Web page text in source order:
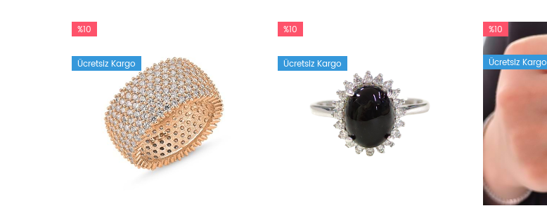
%10
Ücretsiz Kargo
%10
Ücretsiz Kargo
%10
Ücretsiz Kargo